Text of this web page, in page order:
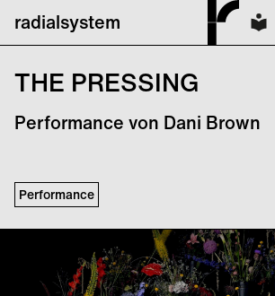
radialsystem
THE PRESSING
Performance von Dani Brown
Performance